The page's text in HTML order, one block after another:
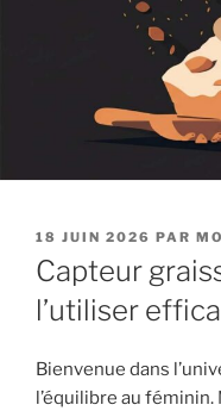
PUBLIÉ
LE
18 JUIN 2026 PAR
Capteur
l’utiliser
Bienvenue dans
l’équilibre au